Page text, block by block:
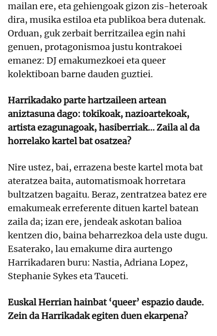
mailan ere, eta gehiengoak gizon zis-heteroak
dira, musika estiloa eta publikoa bera dutenak.
Orduan, guk zerbait berritzailea egin nahi
genuen, protagonismoa justu kontrakoei
emanez: DJ emakumezkoei eta queer
kolektiboan barne dauden guztiei.
Harrikadako parte hartzaileen artean
aniztasuna dago: tokikoak, nazioartekoak,
artista ezagunagoak, hasiberriak… Zaila al da
horrelako kartel bat osatzea?
Nire ustez, bai, errazena beste kartel mota bat
ateratzea baita, automatismoak horretara
bultzatzen bagaitu. Beraz, zentratzea batez ere
emakumeak erreferente dituen kartel batean
zaila da; izan ere, jendeak askotan balioa
kentzen dio, baina beharrezkoa dela uste dugu.
Esaterako, lau emakume dira aurtengo
Harrikadaren buru: Nastia, Adriana Lopez,
Stephanie Sykes eta Tauceti.
Euskal Herrian hainbat ‘queer’ espazio daude.
Zein da Harrikadak egiten duen ekarpena?